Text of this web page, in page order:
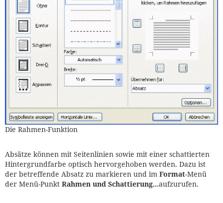
Die Rahmen-Funktion
Absätze können mit Seitenlinien sowie mit einer schattierten
Hintergrundfarbe optisch hervorgehoben werden. Dazu ist
der betreffende Absatz zu markieren und im Format-Menü
der Menü-Punkt Rahmen und Schattierung...aufzurufen.